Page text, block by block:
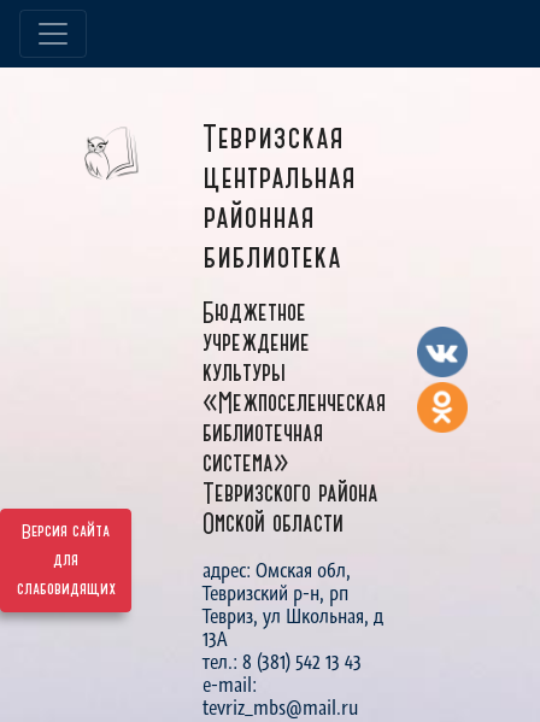
Версия сайта
для
слабовидящих
Тевризская
центральная
районная
библиотека
Бюджетное
учреждение
культуры
«Межпоселенческая
библиотечная
система»
Тевризского района
Омской области
адрес: Омская обл,
Тевризский р-н, рп
Тевриз, ул Школьная, д
13А
тел.: 8 (381) 542 13 43
e-mail:
tevriz_mbs@mail.ru